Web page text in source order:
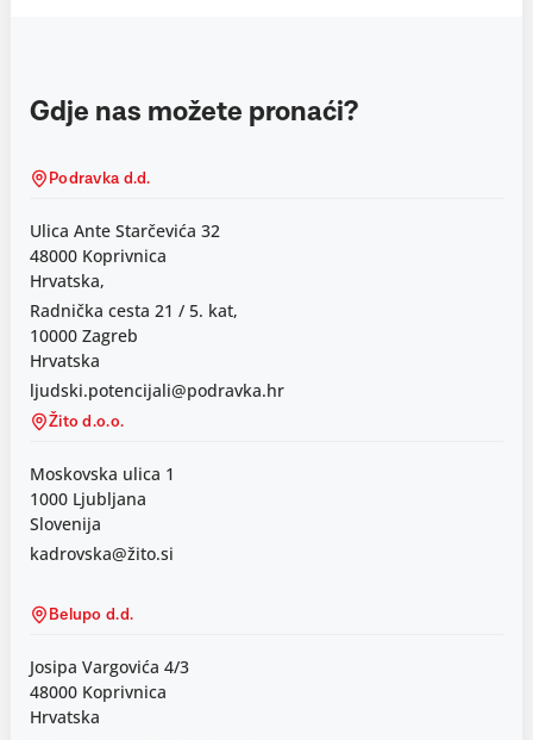
Gdje nas možete pronaći?
Podravka d.d.
Ulica Ante Starčevića 32
48000 Koprivnica
Hrvatska,
Radnička cesta 21 / 5. kat,
10000 Zagreb
Hrvatska
ljudski.potencijali@podravka.hr
Žito d.o.o.
Moskovska ulica 1
1000 Ljubljana
Slovenija
kadrovska@žito.si
Belupo d.d.
Josipa Vargovića 4/3
48000 Koprivnica
Hrvatska